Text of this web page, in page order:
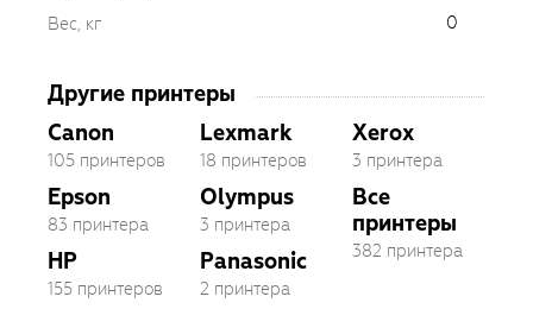
Вес, кг
0
Другие принтеры
Canon
105 принтеров
Epson
83 принтера
HP
155 принтеров
Lexmark
18 принтеров
Olympus
3 принтера
Panasonic
2 принтера
Xerox
3 принтера
Все
принтеры
382 принтера